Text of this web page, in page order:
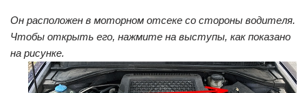
Он расположен в моторном отсеке со стороны водителя.
Чтобы открыть его, нажмите на выступы, как показано
на рисунке.